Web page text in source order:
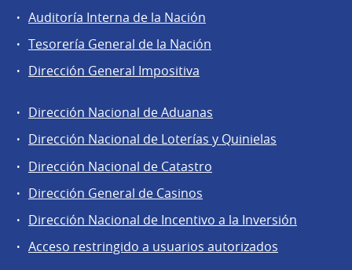
Auditoría Interna de la Nación
Tesorería General de la Nación
Dirección General Impositiva
Áreas
la
Dirección
General
de
Secretaría
Dirección Nacional de Aduanas
Dirección Nacional de Loterías y Quinielas
Dirección Nacional de Catastro
Dirección General de Casinos
Dirección Nacional de Incentivo a la Inversión
Acceso restringido a usuarios autorizados